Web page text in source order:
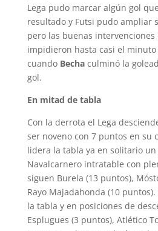
Lega pudo marcar algún gol
resultado y Futsi pudo ampliar
pero las buenas
impidieron hasta casi el minuto
cuando Bechaculminó la
gol.
En mitad de tabla
Con la derrota el Lega
ser noveno con 7 puntos en su
lidera la tabla ya en solitario
Navalcarnero intratable con
siguen Burela (13 puntos),
Rayo Majadahonda (10
la tabla y en posiciones de
Esplugues (3 puntos), Atlético